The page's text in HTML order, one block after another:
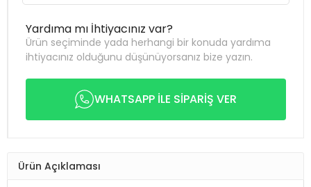
Yardıma mı İhtiyacınız var?
Ürün seçiminde yada herhangi bir konuda yardıma
ihtiyacınız olduğunu düşünüyorsanız bize yazın.
WHATSAPP İLE SİPARİŞ VER
Ürün Açıklaması